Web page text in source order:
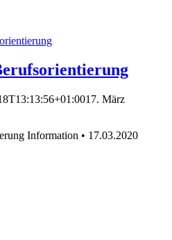
17. März
Information • 17.03.2020